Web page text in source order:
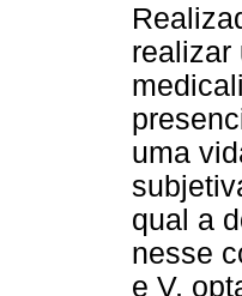
realizar
uma
qual a
nesse
e V,